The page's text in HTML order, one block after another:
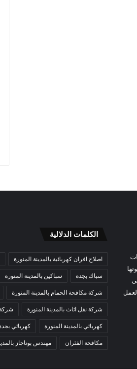
الكلمات الدلالية
اصلاح افران كهربائية بالمدينة المنورة
سباك بجدة سباكين بالمدينة المنورة
شركة مكافحة الحمام بالمدينة المنورة
شركة نقل اثاث بالمدينة المنورة
كهربائي بالمدينة المنورة كهربائي
مكافحة الفئران مهندس بوتاجاز